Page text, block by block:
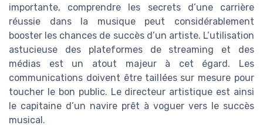
importante, comprendre les secrets d’une carrière
réussie dans la musique peut considérablement
booster les chances de succès d’un artiste. L’utilisation
astucieuse des plateformes de streaming et des
médias est un atout majeur à cet égard. Les
communications doivent être taillées sur mesure pour
toucher le bon public. Le directeur artistique est ainsi
le capitaine d’un navire prêt à voguer vers le succès
musical.